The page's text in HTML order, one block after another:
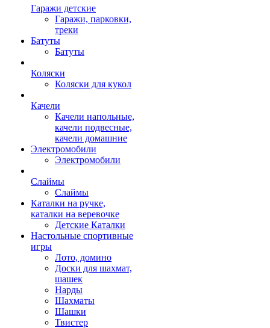
Гаражи детские
Гаражи, парковки,
треки
Батуты
Батуты
Коляски
Коляски для кукол
Качели
Качели напольные,
качели подвесные,
качели домашние
Электромобили
Электромобили
Слаймы
Слаймы
Каталки на ручке,
каталки на веревочке
Детские Каталки
Настольные спортивные
игры
Лото, домино
Доски для шахмат,
шашек
Нарды
Шахматы
Шашки
Твистер